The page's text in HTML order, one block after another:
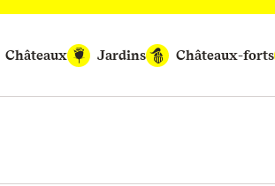
Châteaux
Jardins Châteaux-forts